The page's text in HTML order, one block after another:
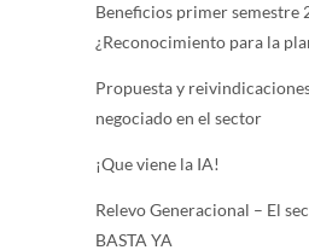
Beneficios primer semestre
¿Reconocimiento para la
Propuesta y
negociado en el sector
¡Que viene la IA!
Relevo Generacional – El
BASTA YA